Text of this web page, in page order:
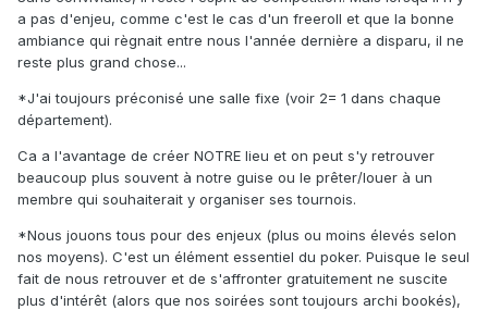
a pas d'enjeu, comme c'est le cas d'un freeroll et que la bonne
ambiance qui règnait entre nous l'année dernière a disparu, il ne
reste plus grand chose...
*J'ai toujours préconisé une salle fixe (voir 2= 1 dans chaque
département).
Ca a l'avantage de créer NOTRE lieu et on peut s'y retrouver
beaucoup plus souvent à notre guise ou le prêter/louer à un
membre qui souhaiterait y organiser ses tournois.
*Nous jouons tous pour des enjeux (plus ou moins élevés selon
nos moyens). C'est un élément essentiel du poker. Puisque le seul
fait de nous retrouver et de s'affronter gratuitement ne suscite
plus d'intérêt (alors que nos soirées sont toujours archi bookés),